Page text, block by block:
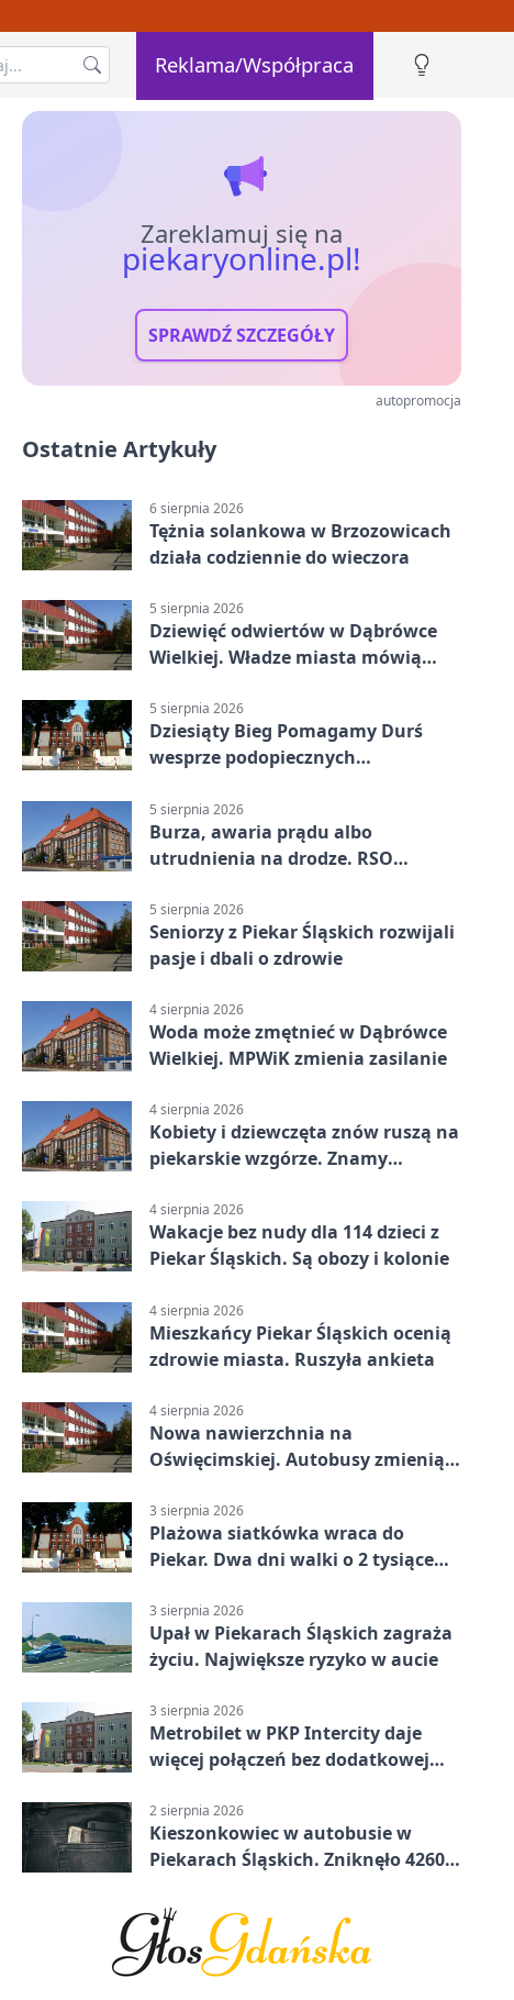
Reklama/Współpraca
Zareklamuj się na
piekaryonline.pl!
SPRAWDŹ SZCZEGÓŁY
autopromocja
Ostatnie Artykuły
6 sierpnia 2026
Tężnia solankowa w Brzozowicach
działa codziennie do wieczora
5 sierpnia 2026
Dziewięć odwiertów w Dąbrówce
Wielkiej. Władze miasta mówią
5 sierpnia 2026
Dziesiąty Bieg Pomagamy Durś
wesprze podopiecznych
5 sierpnia 2026
Burza, awaria prądu albo
utrudnienia na drodze. RSO
5 sierpnia 2026
Seniorzy z Piekar Śląskich rozwijali
pasje i dbali o zdrowie
4 sierpnia 2026
Woda może zmętnieć w Dąbrówce
Wielkiej. MPWiK zmienia zasilanie
4 sierpnia 2026
Kobiety i dziewczęta znów ruszą na
piekarskie wzgórze. Znamy
4 sierpnia 2026
Wakacje bez nudy dla 114 dzieci z
Piekar Śląskich. Są obozy i kolonie
4 sierpnia 2026
Mieszkańcy Piekar Śląskich ocenią
zdrowie miasta. Ruszyła ankieta
4 sierpnia 2026
Nowa nawierzchnia na
Oświęcimskiej. Autobusy zmienią
3 sierpnia 2026
Plażowa siatkówka wraca do
Piekar. Dwa dni walki o 2 tysiące
3 sierpnia 2026
Upał w Piekarach Śląskich zagraża
życiu. Największe ryzyko w aucie
3 sierpnia 2026
Metrobilet w PKP Intercity daje
więcej połączeń bez dodatkowej
2 sierpnia 2026
Kieszonkowiec w autobusie w
Piekarach Śląskich. Zniknęło 4260